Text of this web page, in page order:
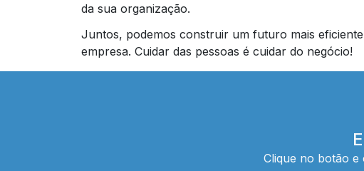
da sua organização.
Juntos, podemos construir um futuro mais
empresa. Cuidar das pessoas é cuidar do negócio!
Clique no botão